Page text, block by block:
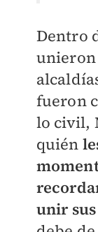
Dentro
unieron
fueron
lo civil,
quién
unir